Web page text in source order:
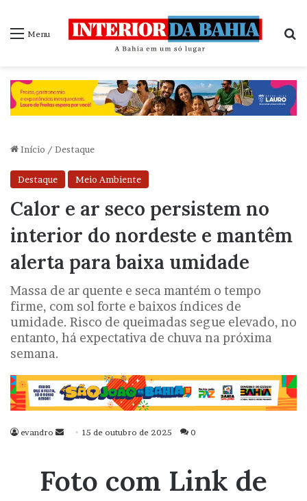
Menu
Início / Destaque
Destaque Meio Ambiente
Calor e ar seco persistem no
interior do nordeste e mantêm
alerta para baixa umidade
Massa de ar quente e seca mantém o tempo
firme, com sol forte e baixos índices de
umidade. Risco de queimadas segue elevado, no
entanto, há expectativa de chuva na próxima
semana.
evandro
Mande
mail
15 de outubro de 2025 0
Foto com Link de